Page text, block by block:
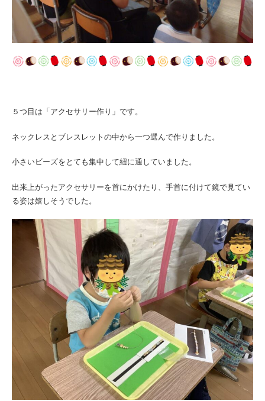
５つ目は「アクセサリー作り」です。
ネックレスとブレスレットの中から一つ選んで作りました。
小さいビーズをとても集中して紐に通していました。
出来上がったアクセサリーを首にかけたり、手首に付けて鏡で見てい
る姿は嬉しそうでした。